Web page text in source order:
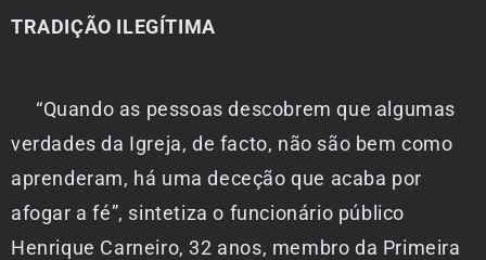
TRADIÇÃO ILEGÍTIMA
“Quando as pessoas descobrem que algumas
verdades da Igreja, de facto, não são bem como
aprenderam, há uma deceção que acaba por
afogar a fé”, sintetiza o funcionário público
Henrique Carneiro, 32 anos, membro da Primeira